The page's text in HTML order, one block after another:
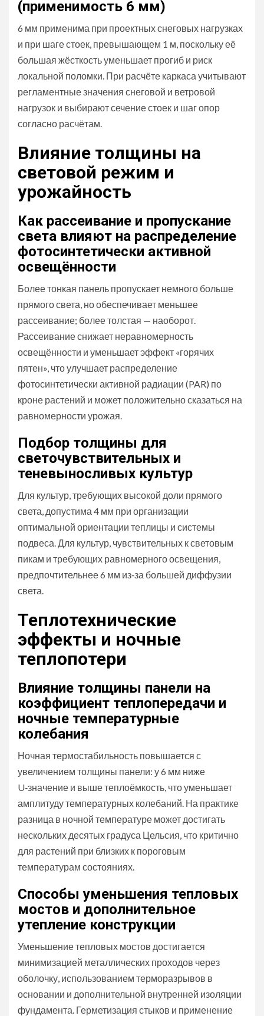
(применимость 6 мм)
6 мм применима при проектных снеговых нагрузках
и при шаге стоек, превышающем 1 м, поскольку её
большая жёсткость уменьшает прогиб и риск
локальной поломки. При расчёте каркаса учитывают
регламентные значения снеговой и ветровой
нагрузок и выбирают сечение стоек и шаг опор
согласно расчётам.
Влияние толщины на
световой режим и
урожайность
Как рассеивание и пропускание
света влияют на распределение
фотосинтетически активной
освещённости
Более тонкая панель пропускает немного больше
прямого света, но обеспечивает меньшее
рассеивание; более толстая — наоборот.
Рассеивание снижает неравномерность
освещённости и уменьшает эффект «горячих
пятен», что улучшает распределение
фотосинтетически активной радиации (PAR) по
кроне растений и может положительно сказаться на
равномерности урожая.
Подбор толщины для
светочувствительных и
теневыносливых культур
Для культур, требующих высокой доли прямого
света, допустима 4 мм при организации
оптимальной ориентации теплицы и системы
подвеса. Для культур, чувствительных к световым
пикам и требующих равномерного освещения,
предпочтительнее 6 мм из‑за большей диффузии
света.
Теплотехнические
эффекты и ночные
теплопотери
Влияние толщины панели на
коэффициент теплопередачи и
ночные температурные
колебания
Ночная термостабильность повышается с
увеличением толщины панели: у 6 мм ниже
U‑значение и выше теплоёмкость, что уменьшает
амплитуду температурных колебаний. На практике
разница в ночной температуре может достигать
нескольких десятых градуса Цельсия, что критично
для растений при близких к пороговым
температурам состояниях.
Способы уменьшения тепловых
мостов и дополнительное
утепление конструкции
Уменьшение тепловых мостов достигается
минимизацией металлических проходов через
оболочку, использованием терморазрывов в
основании и дополнительной внутренней изоляции
фундамента. Герметизация стыков и применение